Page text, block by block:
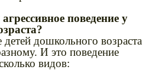
поведение у
дошкольного возраста
И это поведение
видов: